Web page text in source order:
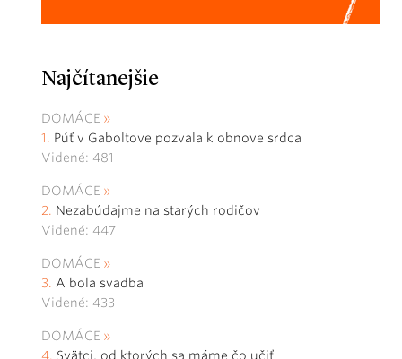
Najčítanejšie
DOMÁCE
Púť v Gaboltove pozvala k obnove srdca
Videné: 481
DOMÁCE
Nezabúdajme na starých rodičov
Videné: 447
DOMÁCE
A bola svadba
Videné: 433
DOMÁCE
Svätci, od ktorých sa máme čo učiť